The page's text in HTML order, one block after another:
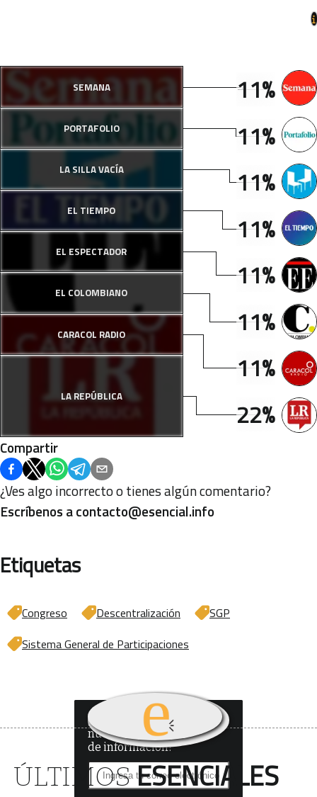
SEMANA
PORTAFOLIO
LA SILLA VACÍA
EL TIEMPO
EL ESPECTADOR
EL COLOMBIANO
CARACOL RADIO
LA REPÚBLICA
11%
11%
11%
11%
11%
11%
11%
22%
Compartir
¿Ves algo incorrecto o tienes algún comentario?
Escríbenos acontacto@esencial.info
Etiquetas
Congreso Descentralización
SGP
Sistema General de Participaciones
¿Quieres recibir
nuestro boletín
de información?
ÚLTIMOSESENCIALES